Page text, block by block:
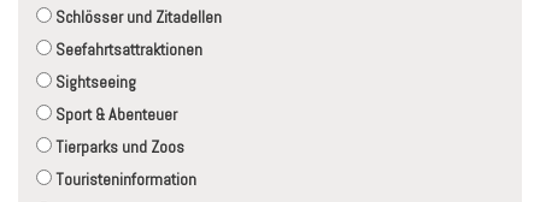
Schlösser und Zitadellen
Seefahrtsattraktionen
Sightseeing
Sport & Abenteuer
Tierparks und Zoos
Touristeninformation